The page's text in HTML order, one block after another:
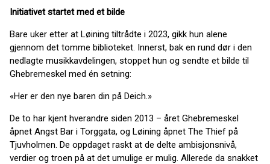
Initiativet startet med et bilde
Bare uker etter at Løining tiltrådte i 2023, gikk hun alene
gjennom det tomme biblioteket. Innerst, bak en rund dør i den
nedlagte musikkavdelingen, stoppet hun og sendte et bilde til
Ghebremeskel med én setning:
«Her er den nye baren din på Deich.»
De to har kjent hverandre siden 2013 – året Ghebremeskel
åpnet Angst Bar i Torggata, og Løining åpnet The Thief på
Tjuvholmen. De oppdaget raskt at de delte ambisjonsnivå,
verdier og troen på at det umulige er mulig. Allerede da snakket